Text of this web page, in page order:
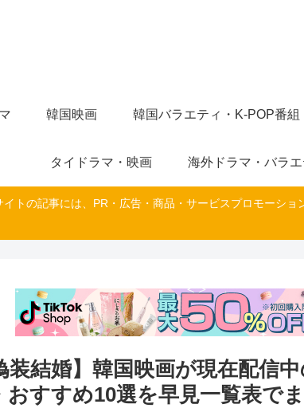
韓国映画 韓国バラエティ・K-POP番組
タイドラマ・映画 海外ドラマ・バラエ
イトの記事には、PR・広告・商品・サービスプロモーシ
装結婚】韓国映画が現在配信
おすすめ10選を早見一覧表で